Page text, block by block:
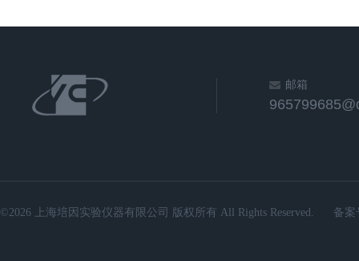
邮箱
©2026 上海培因实验仪器有限公司 版权所有 All Rights Reserved. 备案